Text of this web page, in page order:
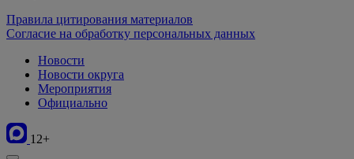
Правила цитирования материалов
Согласие на обработку персональных данных
Новости
Новости округа
Мероприятия
Официально
12+